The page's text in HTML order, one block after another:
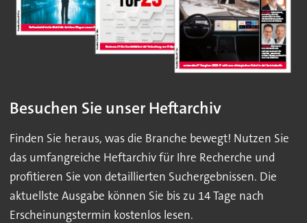
Besuchen Sie unser Heftarchiv
Finden Sie heraus, was die Branche bewegt! Nutzen Sie
das umfangreiche Heftarchiv für Ihre Recherche und
profitieren Sie von detaillierten Suchergebnissen. Die
aktuellste Ausgabe können Sie bis zu 14 Tage nach
Erscheinungstermin kostenlos lesen.